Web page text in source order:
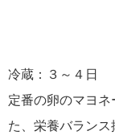
冷蔵：３～４日
定番の卵のマヨネ
た、栄養バランス